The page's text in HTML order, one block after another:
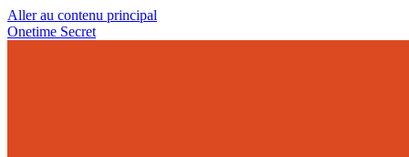
Aller au contenu principal
Onetime Secret